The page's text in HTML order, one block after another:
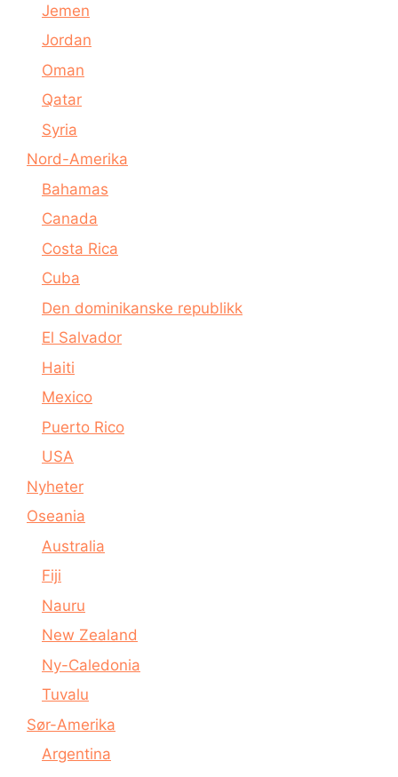
Jemen
Jordan
Oman
Qatar
Syria
Nord-Amerika
Bahamas
Canada
Costa Rica
Cuba
Den dominikanske republikk
El Salvador
Haiti
Mexico
Puerto Rico
USA
Nyheter
Oseania
Australia
Fiji
Nauru
New Zealand
Ny-Caledonia
Tuvalu
Sør-Amerika
Argentina